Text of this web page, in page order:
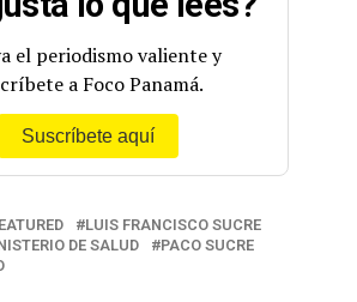
el periodismo valiente y
a Foco Panamá.
Suscríbete aquí
LUIS FRANCISCO SUCRE
DE SALUD
PACO SUCRE